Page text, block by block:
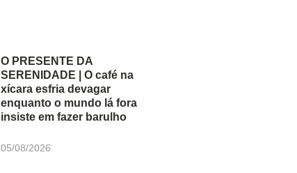
O PRESENTE DA
SERENIDADE | O café na
xícara esfria devagar
enquanto o mundo lá fora
insiste em fazer barulho
05/08/2026